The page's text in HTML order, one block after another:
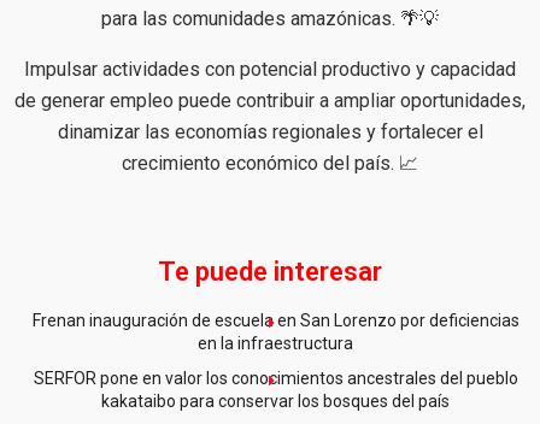
para las comunidades amazónicas. 🌴💡
Impulsar actividades con potencial productivo y capacidad
de generar empleo puede contribuir a ampliar oportunidades,
dinamizar las economías regionales y fortalecer el
crecimiento económico del país. 📈
Te puede interesar
Frenan inauguración de escuela en San Lorenzo por deficiencias
en la infraestructura
SERFOR pone en valor los conocimientos ancestrales del pueblo
kakataibo para conservar los bosques del país